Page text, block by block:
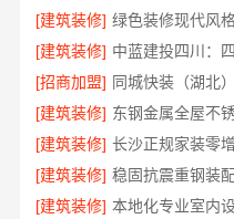
[建筑装修] 绿色装修现代风
[建筑装修] 中蓝建投四川：
[招商加盟]
[建筑装修]
[建筑装修]
[建筑装修]
[建筑装修]